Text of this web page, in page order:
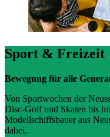
Sport & Freizeit
Bewegung für alle
Von Sportwochen der
Disc-Golf und Skaten bis
Modellschiffsbauer aus
dabei.